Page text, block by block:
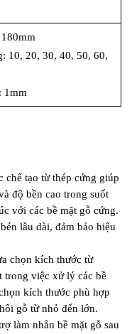
10, 20, 30, 40, 50, 60,
1mm
chế tạo từ thép cứng giúp
độ bền cao trong suốt
với các bề mặt gỗ cứng.
lâu dài, đảm bảo hiệu
chọn kích thước từ
trong việc xử lý các bề
kích thước phù hợp
gỗ từ nhỏ đến lớn.
làm nhẵn bề mặt gỗ sau